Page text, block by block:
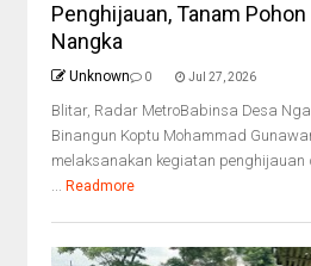
Penghijauan, Tanam Pohon
Nangka
Unknown 0 Jul 27, 2026
Blitar, Radar MetroBabinsa Desa
Binangun Koptu Mohammad
melaksanakan kegiatan penghijauan
... Readmore